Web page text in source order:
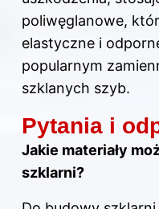
poliwęglanowe,
elastyczne i
popularnym
szklanych szyb.
Pytania i
Jakie materiały
szklarni?